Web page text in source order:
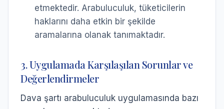
etmektedir. Arabuluculuk, tüketicilerin
haklarını daha etkin bir şekilde
aramalarına olanak tanımaktadır.
3. Uygulamada Karşılaşılan Sorunlar ve
Değerlendirmeler
Dava şartı arabuluculuk uygulamasında bazı